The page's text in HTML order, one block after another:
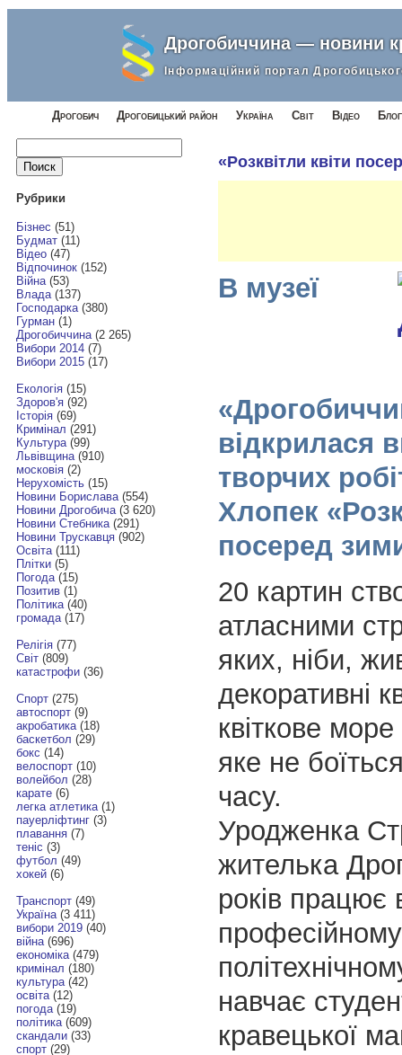
Дрогобиччина — новини
Інформаційний портал
Дрогобич Дрогобицький район Україна Світ Відео
Найти:
Рубрики
Бізнес (51)
Будмат(11)
Відео(47)
Відпочинок(152)
Війна(53)
Влада(137)
Господарка(380)
Гурман(1)
Дрогобиччина(2 265)
Вибори 2014(7)
Вибори 2015(17)
Екологія(15)
Здоров'я(92)
Історія(69)
Кримінал (291)
Культура(99)
Львівщина(910)
московія(2)
Нерухомість(15)
Новини Борислава(554)
Новини Дрогобича(3 620)
Новини Стебника(291)
Новини Трускавця(902)
Освіта(111)
Плітки(5)
Погода(15)
Позитив(1)
Політика(40)
громада(17)
Релігія(77)
Світ(809)
катастрофи(36)
Спорт(275)
автоспорт(9)
акробатика(18)
баскетбол (29)
бокс (14)
велоспорт(10)
волейбол (28)
карате(6)
легка атлетика(1)
пауерліфтинг(3)
плавання(7)
теніс (3)
футбол (49)
хокей(6)
Транспорт(49)
Україна(3 411)
вибори 2019(40)
війна(696)
економіка(479)
кримінал (180)
культура(42)
освіта(12)
погода(19)
політика(609)
скандали(33)
спорт(29)
«Розквітли квіти
В музеї
відкрилася
творчих
Хлопек
посеред
20 картин
атласними
яких, ніби,
декоративні
квіткове
яке не
часу.
Уродженка
жителька
років працює
професійному
навчає
кравецької